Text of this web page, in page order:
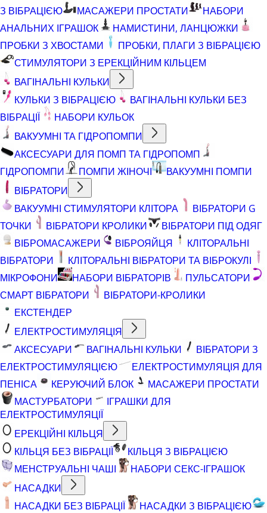
З ВІБРАЦІЄЮ МАСАЖЕРИ ПРОСТАТИ
НАБОРИ
АНАЛЬНИХ ІГРАШОК
НАМИСТИНИ, ЛАНЦЮЖКИ
ПРОБКИ З ХВОСТАМИ
ПРОБКИ, ПЛАГИ З ВІБРАЦІЄЮ
СТИМУЛЯТОРИ З ЕРЕКЦІЙНИМ КІЛЬЦЕМ
ВАГІНАЛЬНІ КУЛЬКИ
КУЛЬКИ З ВІБРАЦІЄЮ
ВАГІНАЛЬНІ КУЛЬКИ БЕЗ
ВІБРАЦІЇ
НАБОРИ КУЛЬОК
ВАКУУМНІ ТА ГІДРОПОМПИ
АКСЕСУАРИ ДЛЯ ПОМП ТА ГІДРОПОМП
ГІДРОПОМПИ
ПОМПИ ЖІНОЧІ
ВАКУУМНІ ПОМПИ
ВІБРАТОРИ
ВАКУУМНІ СТИМУЛЯТОРИ КЛІТОРА
ВІБРАТОРИ G
ТОЧКИ
ВІБРАТОРИ КРОЛИКИ
ВІБРАТОРИ ПІД ОДЯГ
ВІБРОМАСАЖЕРИ
ВІБРОЯЙЦЯ
КЛІТОРАЛЬНІ
ВІБРАТОРИ
КЛІТОРАЛЬНІ ВІБРАТОРИ ТА ВІБРОКУЛІ
МІКРОФОНИ
НАБОРИ ВІБРАТОРІВ
ПУЛЬСАТОРИ
СМАРТ ВІБРАТОРИ
ВІБРАТОРИ-КРОЛИКИ
ЕКСТЕНДЕР
ЕЛЕКТРОСТИМУЛЯЦІЯ
АКСЕСУАРИ
ВАГІНАЛЬНІ КУЛЬКИ
ВІБРАТОРИ З
ЕЛЕКТРОСТИМУЛЯЦІЄЮ
ЕЛЕКТРОСТИМУЛЯЦІЯ ДЛЯ
ПЕНІСА
КЕРУЮЧИЙ БЛОК
МАСАЖЕРИ ПРОСТАТИ
МАСТУРБАТОРИ
ІГРАШКИ ДЛЯ
ЕЛЕКТРОСТИМУЛЯЦІЇ
ЕРЕКЦІЙНІ КІЛЬЦЯ
КІЛЬЦЯ БЕЗ ВІБРАЦІЇ
КІЛЬЦЯ З ВІБРАЦІЄЮ
МЕНСТРУАЛЬНІ ЧАШІ
НАБОРИ СЕКС-ІГРАШОК
НАСАДКИ
НАСАДКИ БЕЗ ВІБРАЦІЇ
НАСАДКИ З ВІБРАЦІЄЮ